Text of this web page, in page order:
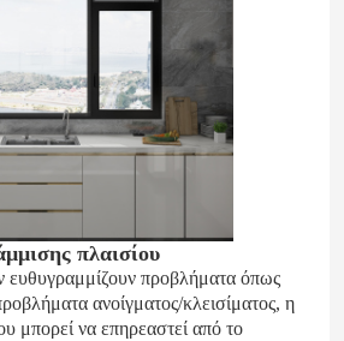
πλαισίου
ευθυγραμμίζουν προβλήματα όπως
ανοίγματος/κλεισίματος, η
μπορεί να επηρεαστεί από το